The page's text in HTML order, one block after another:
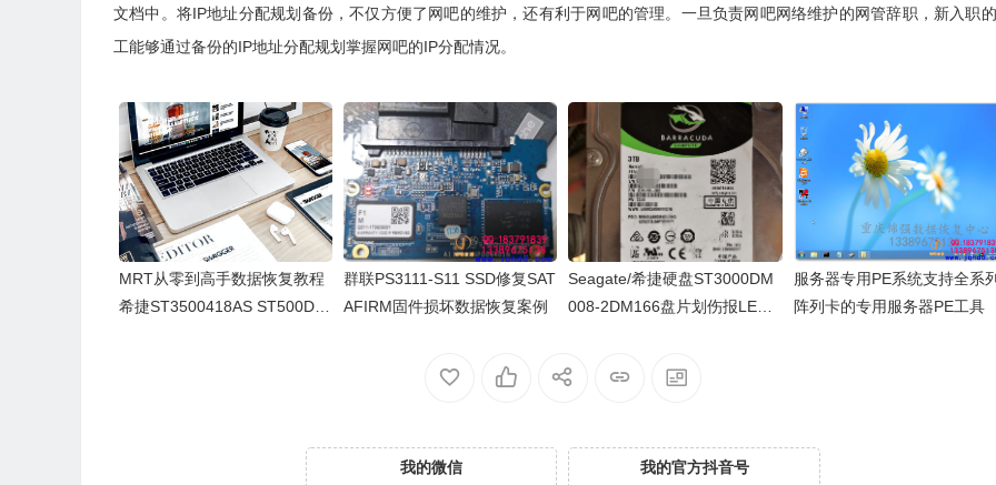
文档中。将IP地址分配规划备份，不仅方便了网吧的维护，还有利于网吧的管理。一旦负责网吧网络维护的网管辞职，新入职
工能够通过备份的IP地址分配规划掌握网吧的IP分配情况。
MRT从零到高手数据恢复教程
希捷ST3500418AS ST500DM
群联PS3111-S11 SSD修复SAT
AFIRM固件损坏数据恢复案例
Seagate/希捷硬盘ST3000DM
008-2DM166盘片划伤报LED
服务器专用PE系统支持全系
阵列卡的专用服务器PE工具
我的微信
我的官方抖音号